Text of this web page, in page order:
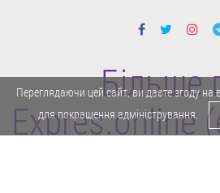
Більше
Expres.online
Переглядаючи цей сайт, ви даєте згоду на
для покращення адміністрування.